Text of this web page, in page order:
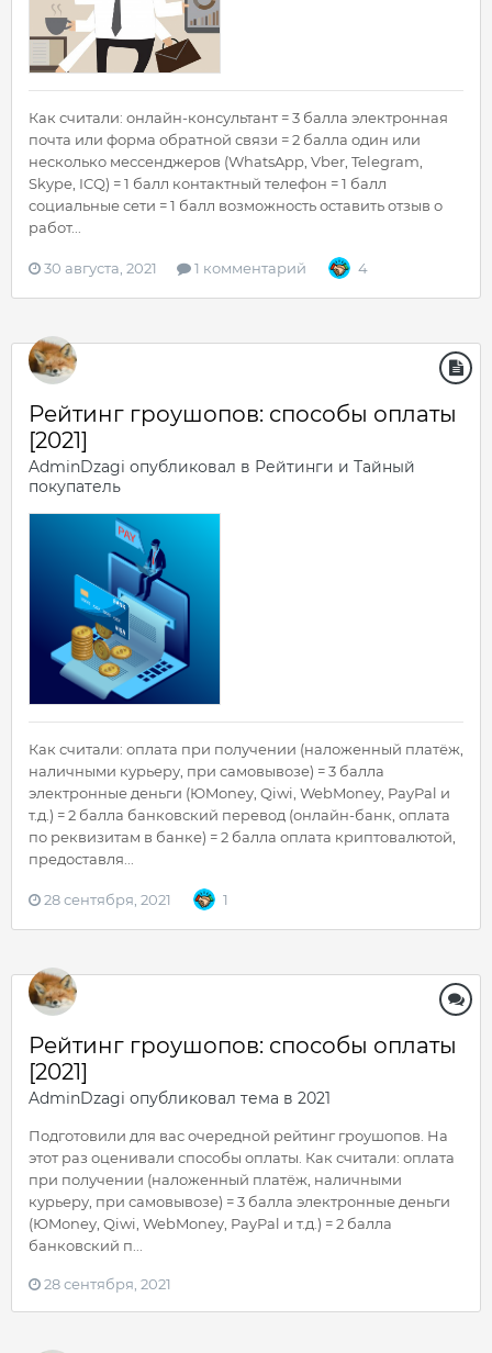
Как считали: онлайн-консультант = 3 балла электронная
почта или форма обратной связи = 2 балла один или
несколько мессенджеров (WhatsApp, Vber, Telegram,
Skype, ICQ) = 1 балл контактный телефон = 1 балл
социальные сети = 1 балл возможность оставить отзыв о
работ...
30 августа, 2021 1 комментарий 4
Рейтинг гроушопов: способы оплаты
[2021]
AdminDzagi опубликовал в Рейтинги и Тайный
покупатель
Как считали: оплата при получении (наложенный платёж,
наличными курьеру, при самовывозе) = 3 балла
электронные деньги (ЮMoney, Qiwi, WebMoney, PayPal и
т.д.) = 2 балла банковский перевод (онлайн-банк, оплата
по реквизитам в банке) = 2 балла оплата криптовалютой,
предоставля...
28 сентября, 2021 1
Рейтинг гроушопов: способы оплаты
[2021]
AdminDzagi опубликовал тема в 2021
Подготовили для вас очередной рейтинг гроушопов. На
этот раз оценивали способы оплаты. Как считали: оплата
при получении (наложенный платёж, наличными
курьеру, при самовывозе) = 3 балла электронные деньги
(ЮMoney, Qiwi, WebMoney, PayPal и т.д.) = 2 балла
банковский п...
28 сентября, 2021